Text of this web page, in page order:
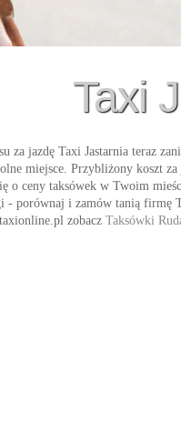
Taxi
za jazdę Taxi Jastarnia teraz
miejsce. Przybliżony koszt za
o ceny taksówek w Twoim
- porównaj i zamów tanią firmę
zobacz Taksówki